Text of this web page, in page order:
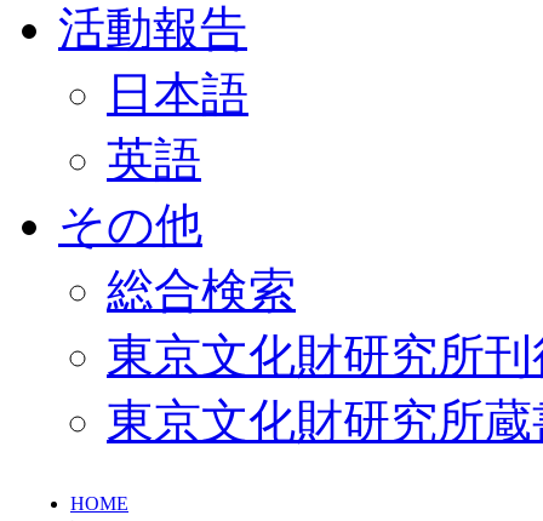
活動報告
日本語
英語
その他
総合検索
東京文化財研究所
東京文化財研究所
HOME